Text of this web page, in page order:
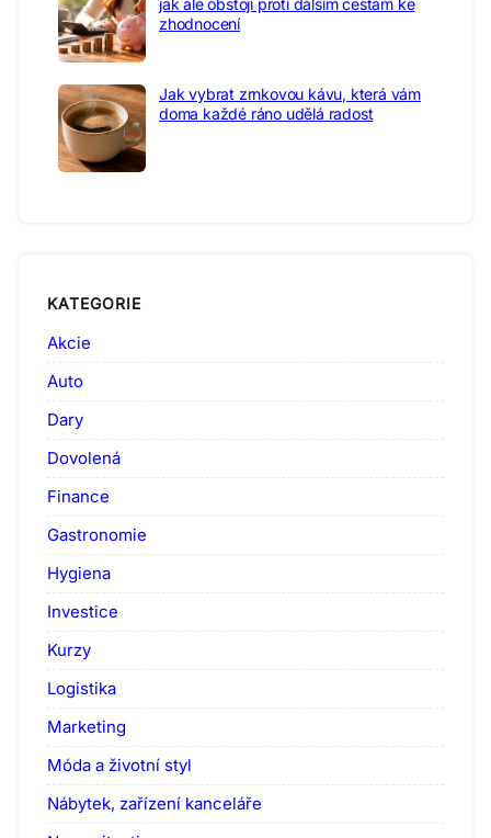
jak ale obstojí proti dalším cestám ke
zhodnocení
Jak vybrat zrnkovou kávu, která vám
doma každé ráno udělá radost
KATEGORIE
Akcie
Auto
Dary
Dovolená
Finance
Gastronomie
Hygiena
Investice
Kurzy
Logistika
Marketing
Móda a životní styl
Nábytek, zařízení kanceláře